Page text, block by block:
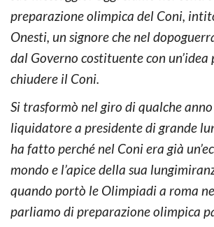
preparazione olimpica del Coni,
Onesti, un signore che nel
dal Governo costituente con un’idea
chiudere il Coni.
Si trasformò nel giro di qualche
liquidatore a presidente di grande
ha fatto perché nel Coni era già
mondo e l’apice della sua
quando portò le Olimpiadi a roma
parliamo di preparazione olimpica